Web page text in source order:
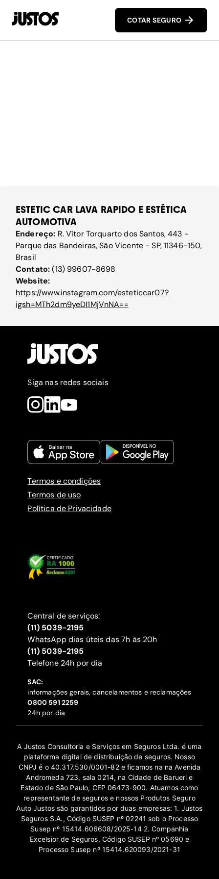
COTAR SEGURO
ESTETIC CAR LAVA RAPIDO E ESTÉTICA
AUTOMOTIVA
Endereço: R. Vítor Torquarto dos Santos, 443 -
Parque das Bandeiras, São Vicente - SP, 11346-150,
Brasil
Contato:(13) 99607-8698
Website:
https://www.instagram.com/esteticcar07?
igsh=MTh2dm9yeDI1MjVnNA==
Siga nas redes sociais
Termos e condições
Termos de uso
Política de Privacidade
Central de serviços:
(11) 5039-2195
WhatsApp dias úteis das 7h às 20h
(11) 5039-2195
‍Telefone 24h por dia
SAC:
informações gerais, cancelamentos e reclamações
‍0800 591 2259
24h por dia
A Justos Consultoria e Serviços em Seguros Ltda. é uma
plataforma digital de distribuição de seguros. Nosso
CNPJ é o 40.317.530/0001-82 e ficamos na na Avenida
Andromeda 723, sala 0214, na Cidade de Barueri e
Estado de São Paulo, CEP 06473-900. Atuamos como
representante de seguros e nossos Produtos Seguro
Auto Justos são garantidos por duas empresas: 1. Justos
Seguros S.A., Código SUSEP nº 02241 sob o Processo
Susep nº 15414.606608/2025-14 2. Companhia
Excelsior de Seguros, Código SUSEP nº 05690 e
Processo Susep nº 15414.620093/2021-31